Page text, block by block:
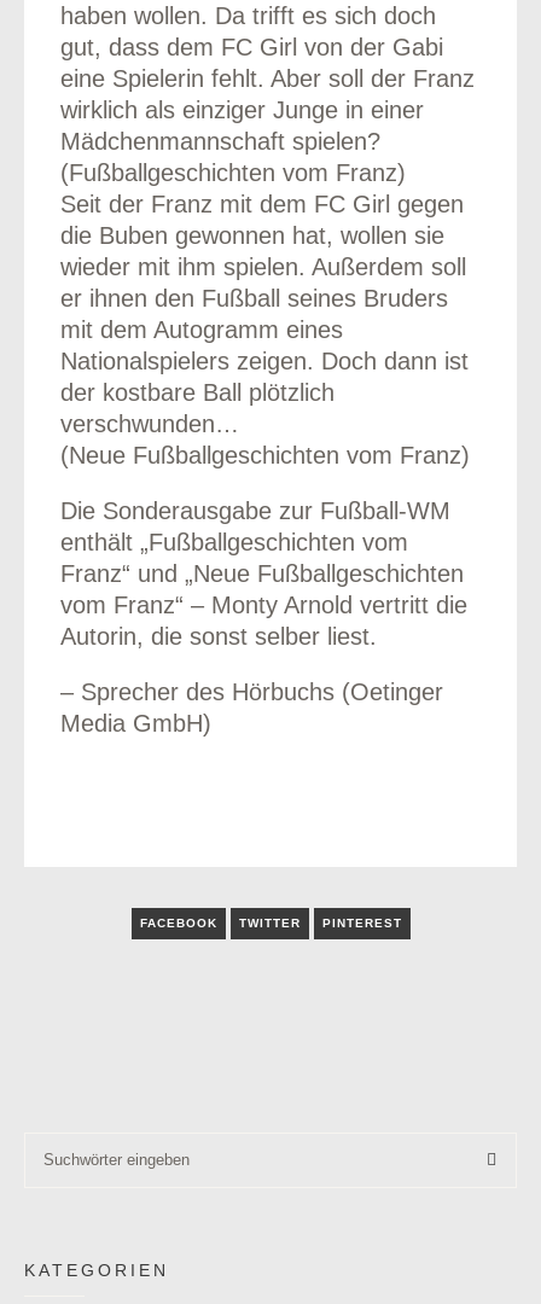
haben wollen. Da trifft es sich doch
gut, dass dem FC Girl von der Gabi
eine Spielerin fehlt. Aber soll der Franz
wirklich als einziger Junge in einer
Mädchenmannschaft spielen?
(Fußballgeschichten vom Franz)
Seit der Franz mit dem FC Girl gegen
die Buben gewonnen hat, wollen sie
wieder mit ihm spielen. Außerdem soll
er ihnen den Fußball seines Bruders
mit dem Autogramm eines
Nationalspielers zeigen. Doch dann ist
der kostbare Ball plötzlich
verschwunden…
(Neue Fußballgeschichten vom Franz)
Die Sonderausgabe zur Fußball-WM
enthält „Fußballgeschichten vom
Franz“ und „Neue Fußballgeschichten
vom Franz“ – Monty Arnold vertritt die
Autorin, die sonst selber liest.
– Sprecher des Hörbuchs (Oetinger
Media GmbH)
FACEBOOK TWITTER PINTEREST
KATEGORIEN